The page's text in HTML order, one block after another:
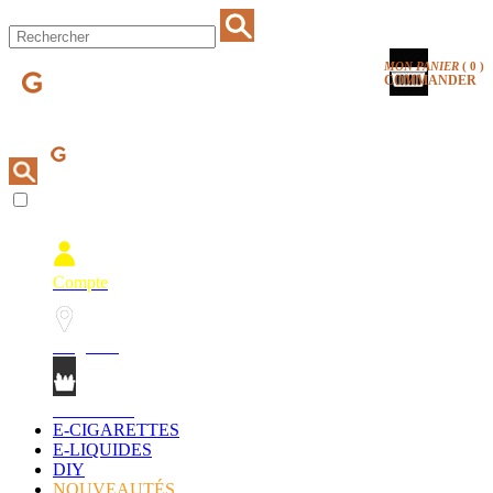
MON PANIER ( 0 )
COMMANDER
Compte
E-CIGARETTES
E-LIQUIDES
DIY
NOUVEAUTÉS